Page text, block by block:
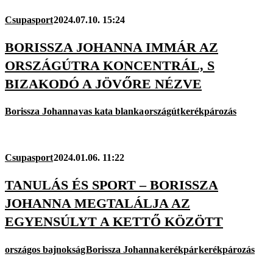
Csupasport2024.07.10. 15:24
BORISSZA JOHANNA IMMÁR AZ
ORSZÁGÚTRA KONCENTRÁL, S
BIZAKODÓ A JÖVŐRE NÉZVE
Borissza Johannavas kata blankaországútkerékpározás
Csupasport2024.01.06. 11:22
TANULÁS ÉS SPORT – BORISSZA
JOHANNA MEGTALÁLJA AZ
EGYENSÚLYT A KETTŐ KÖZÖTT
országos bajnokságBorissza Johannakerékpárkerékpározás